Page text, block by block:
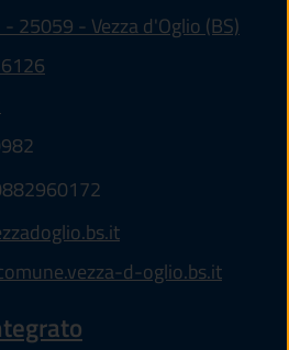
25059 - Vezza d'Oglio (BS)
d-oglio.bs.it